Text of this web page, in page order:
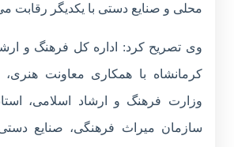
محلی و صنایع دستی با یکدیگر رقابت
وی تصریح کرد: اداره کل فرهنگ و
کرمانشاه با همکاری معاونت
وزارت فرهنگ و ارشاد اسلامی،
سازمان میراث فرهنگی، صنایع